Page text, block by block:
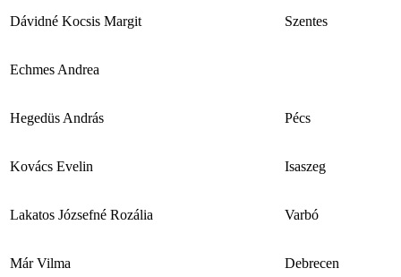
Dávidné Kocsis Margit Szentes
Echmes Andrea
Hegedüs András Pécs
Kovács Evelin Isaszeg
Lakatos Józsefné Rozália Varbó
Már Vilma Debrecen